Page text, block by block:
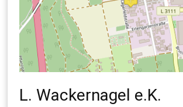
L. Wackernagel e.K.